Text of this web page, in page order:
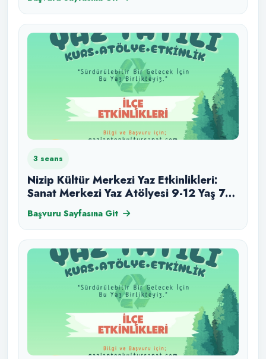
3 seans
Nizip Kültür Merkezi Yaz Etkinlikleri:
Sanat Merkezi Yaz Atölyesi 9-12 Yaş 7
Ağustos
Başvuru Sayfasına Git